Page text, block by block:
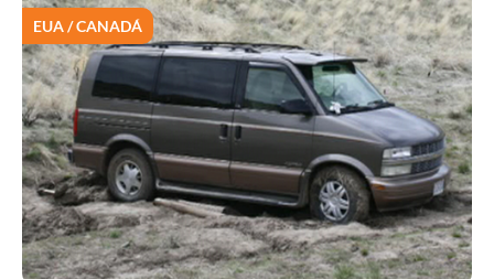
EUA / CANADÁ